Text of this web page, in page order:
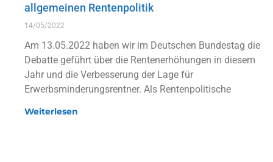
allgemeinen Rentenpolitik
14/05/2022
Am 13.05.2022 haben wir im Deutschen Bundestag die
Debatte geführt über die Rentenerhöhungen in diesem
Jahr und die Verbesserung der Lage für
Erwerbsminderungsrentner. Als Rentenpolitische
Weiterlesen